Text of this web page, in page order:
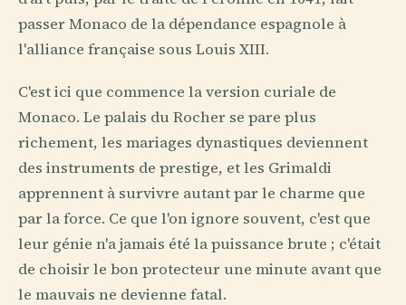
passer Monaco de la dépendance espagnole à
l'alliance française sous Louis XIII.
C'est ici que commence la version curiale de
Monaco. Le palais du Rocher se pare plus
richement, les mariages dynastiques deviennent
des instruments de prestige, et les Grimaldi
apprennent à survivre autant par le charme que
par la force. Ce que l'on ignore souvent, c'est que
leur génie n'a jamais été la puissance brute ; c'était
de choisir le bon protecteur une minute avant que
le mauvais ne devienne fatal.